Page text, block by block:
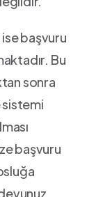
başvuru
Bu
sonra
başvuru